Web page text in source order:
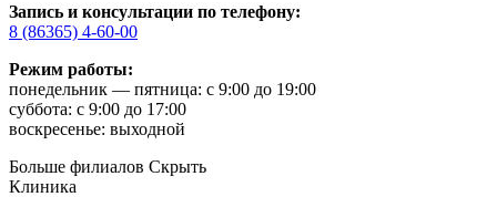
Запись и консультации по телефону:
8 (86365) 4-60-00
Режим работы:
понедельник — пятница: с 9:00 до 19:00
суббота: с 9:00 до 17:00
воскресенье: выходной
Больше филиалов Скрыть
Клиника